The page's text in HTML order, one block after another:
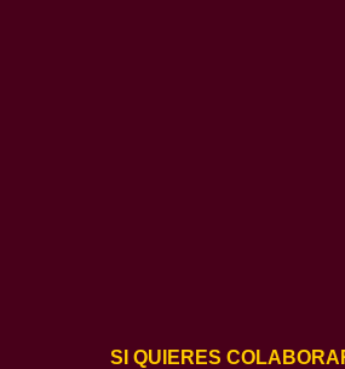
SI QUIERES